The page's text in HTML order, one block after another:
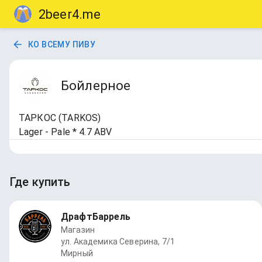
2beer4.me
КО ВСЕМУ ПИВУ
Бойлерное
ТАРКОС (TARKOS)
Lager - Pale * 4.7 ABV
Где купить
ДрафтБаррель
Магазин
ул. Академика Северина, 7/1
Мирный